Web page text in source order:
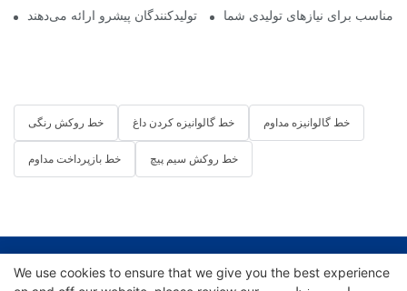
در فناوری خط پوشش‌دهی کویل: آنچه تولیدکنندگان پیشرو ارائه می‌دهند
برای نیازهای تولیدی شما
خط روکش رنگی خط گالوانیزه کردن داغ خط گالوانیزه مداوم
خط بازپرداخت مداوم خط روکش سیم پیچ
کپی‌رایت © 2025 شرکت مهندسی تجهیزات ویفانگ هایتو |
We use cookies to ensure that we give you the best experience